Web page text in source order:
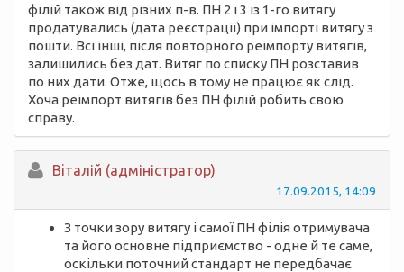
філій також від різних п-в. ПН 2 і 3 із 1-го витягу
продатувались (дата реєстрації) при імпорті витягу з
пошти. Всі інші, після повторного реімпорту витягів,
залишились без дат. Витяг по списку ПН розставив
по них дати. Отже, щось в тому не працює як слід.
Хоча реімпорт витягів без ПН філій робить свою
справу.
Вiталій (адміністратор)
17.09.2015, 14:09
З точки зору витягу і самої ПН філія отримувача
та його основне підприємство - одне й те саме,
оскільки поточний стандарт не передбачає